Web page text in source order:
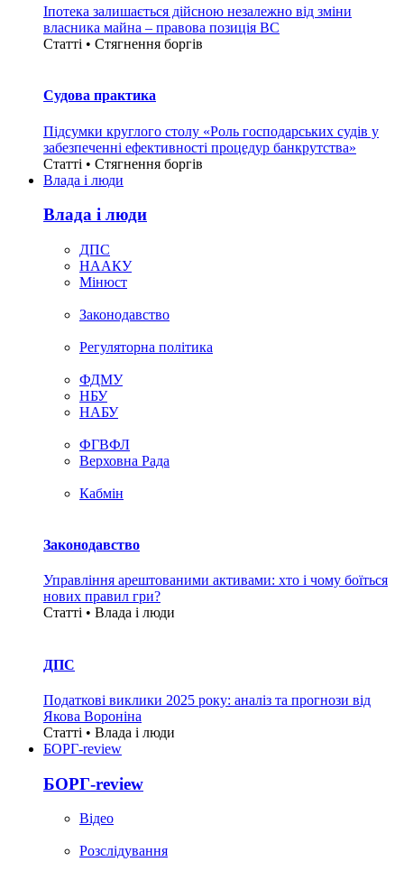
Іпотека залишається дійсною незалежно від зміни
власника майна – правова позиція ВС
Статті • Стягнення боргiв
Судова практика
Підсумки круглого столу «Роль господарських судів у
забезпеченні ефективності процедур банкрутства»
Статті • Стягнення боргiв
Влада i люди
Влада i люди
ДПС
НААКУ
Мінюст
Законодавство
Регуляторна політика
ФДМУ
НБУ
НАБУ
ФГВФЛ
Верховна Рада
Кабмін
Законодавство
Управління арештованими активами: хто і чому боїться
нових правил гри?
Статті • Влада i люди
ДПС
Податкові виклики 2025 року: аналіз та прогнози від
Якова Вороніна
Статті • Влада i люди
БОРГ-review
БОРГ-review
Вiдео
Розслідування